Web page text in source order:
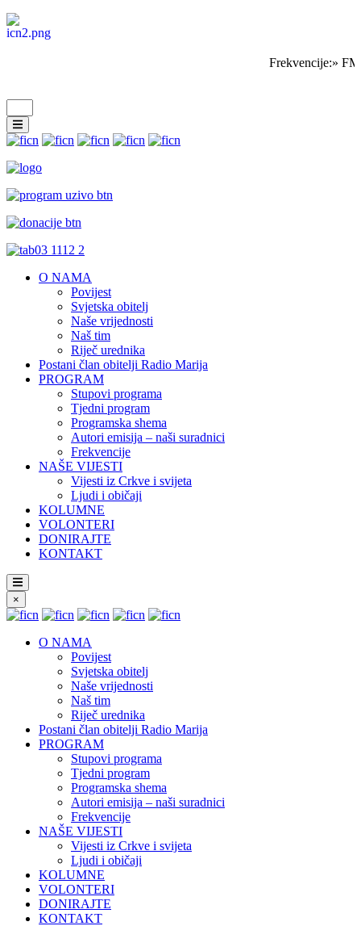
Frekvencije:»
O NAMA
Povijest
Svjetska obitelj
Naše vrijednosti
Naš tim
Riječ urednika
Postani član obitelji Radio Marija
PROGRAM
Stupovi programa
Tjedni program
Programska shema
Autori emisija – naši suradnici
Frekvencije
NAŠE VIJESTI
Vijesti iz Crkve i svijeta
Ljudi i običaji
KOLUMNE
VOLONTERI
DONIRAJTE
KONTAKT
×
O NAMA
Povijest
Svjetska obitelj
Naše vrijednosti
Naš tim
Riječ urednika
Postani član obitelji Radio Marija
PROGRAM
Stupovi programa
Tjedni program
Programska shema
Autori emisija – naši suradnici
Frekvencije
NAŠE VIJESTI
Vijesti iz Crkve i svijeta
Ljudi i običaji
KOLUMNE
VOLONTERI
DONIRAJTE
KONTAKT